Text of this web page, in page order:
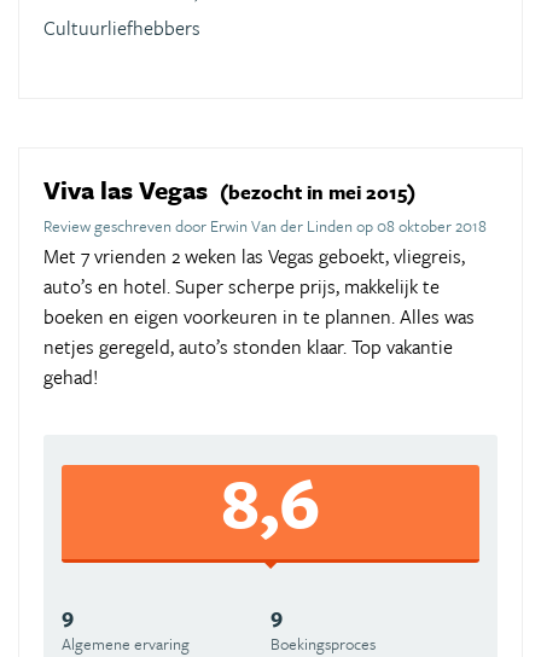
Cultuurliefhebbers
Viva las Vegas (bezocht in mei 2015)
Review geschreven door Erwin Van der Linden op 08 oktober 2018
Met 7 vrienden 2 weken las Vegas geboekt, vliegreis,
auto’s en hotel. Super scherpe prijs, makkelijk te
boeken en eigen voorkeuren in te plannen. Alles was
netjes geregeld, auto’s stonden klaar. Top vakantie
gehad!
8,6
9
Algemene ervaring
9
Boekingsproces